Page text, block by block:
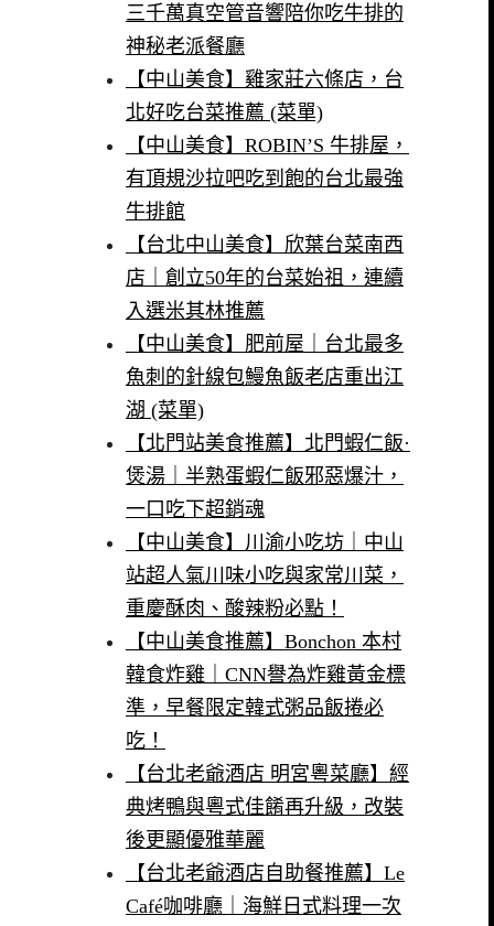
三千萬真空管音響陪你吃牛排的
神秘老派餐廳
【中山美食】雞家莊六條店，台
北好吃台菜推薦 (菜單)
【中山美食】ROBIN’S 牛排屋，
有頂規沙拉吧吃到飽的台北最強
牛排館
【台北中山美食】欣葉台菜南西
店｜創立50年的台菜始祖，連續
入選米其林推薦
【中山美食】肥前屋｜台北最多
魚刺的針線包鰻魚飯老店重出江
湖 (菜單)
【北門站美食推薦】北門蝦仁飯·
煲湯｜半熟蛋蝦仁飯邪惡爆汁，
一口吃下超銷魂
【中山美食】川渝小吃坊｜中山
站超人氣川味小吃與家常川菜，
重慶酥肉、酸辣粉必點！
【中山美食推薦】Bonchon 本村
韓食炸雞｜CNN譽為炸雞黃金標
準，早餐限定韓式粥品飯捲必
吃！
【台北老爺酒店 明宮粵菜廳】經
典烤鴨與粵式佳餚再升級，改裝
後更顯優雅華麗
【台北老爺酒店自助餐推薦】Le
Café咖啡廳｜海鮮日式料理一次